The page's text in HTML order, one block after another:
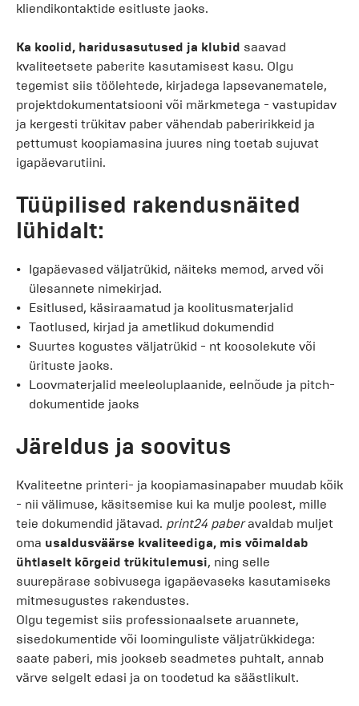
kliendikontaktide esitluste jaoks.
Ka koolid, haridusasutused ja klubid saavad
kvaliteetsete paberite kasutamisest kasu. Olgu
tegemist siis töölehtede, kirjadega lapsevanematele,
projektdokumentatsiooni või märkmetega - vastupidav
ja kergesti trükitav paber vähendab paberirikkeid ja
pettumust koopiamasina juures ning toetab sujuvat
igapäevarutiini.
Tüüpilised rakendusnäited
lühidalt:
Igapäevased väljatrükid, näiteks memod, arved või
ülesannete nimekirjad.
Esitlused, käsiraamatud ja koolitusmaterjalid
Taotlused, kirjad ja ametlikud dokumendid
Suurtes kogustes väljatrükid - nt koosolekute või
ürituste jaoks.
Loovmaterjalid meeleoluplaanide, eelnõude ja pitch-
dokumentide jaoks
Järeldus ja soovitus
Kvaliteetne printeri- ja koopiamasinapaber muudab kõik
- nii välimuse, käsitsemise kui ka mulje poolest, mille
teie dokumendid jätavad. print24 paberavaldab muljet
oma usaldusväärse kvaliteediga, mis võimaldab
ühtlaselt kõrgeid trükitulemusi, ning selle
suurepärase sobivusega igapäevaseks kasutamiseks
mitmesugustes rakendustes.
Olgu tegemist siis professionaalsete aruannete,
sisedokumentide või loominguliste väljatrükkidega:
saate paberi, mis jookseb seadmetes puhtalt, annab
värve selgelt edasi ja on toodetud ka säästlikult.